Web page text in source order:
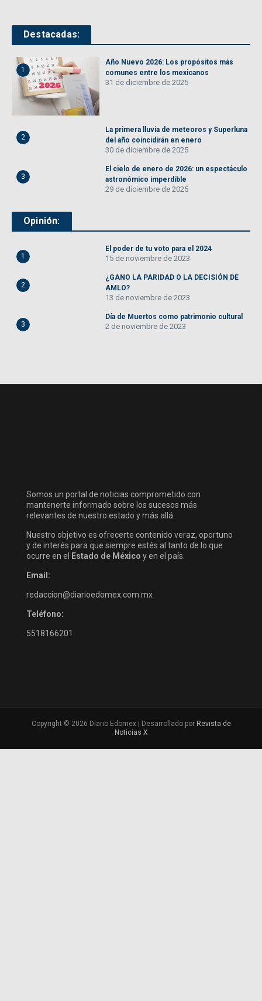
Destacadas:
1
Año Nuevo 2026: Los propósitos más
comunes entre los mexicanos
31 de diciembre de 2025
2
La primera lluvia de meteoros y Superluna
del año coincidirán en enero
30 de diciembre de 2025
3
El cielo de enero de 2026: un espectáculo
astronómico imperdible
29 de diciembre de 2025
Opinión:
1
El poder de tu voto para el 2024
15 de noviembre de 2023
2
¿GANO LA PARIDAD O LA DECISIÓN DE
AMLO?
13 de noviembre de 2023
3
Día de Muertos como patrimonio cultural
2 de noviembre de 2023
Somos un portal de noticias comprometido con
mantenerte informado sobre los sucesos más
relevantes de nuestro estado y más allá.
Nuestro objetivo es ofrecerte contenido veraz, oportuno
y de interés para que siempre estés al tanto de lo que
ocurre en el
Estado de México y en el país.
Email:
redaccion@diarioedomex.com.mx
Teléfono:
5518166201
Copyright © 2026 Diario Edomex | Desarrollado por Revista de
Noticias X